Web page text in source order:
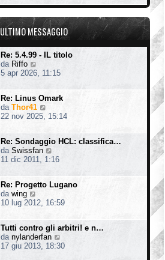
o
s
a
g
g
i
o
m
o
m
e
s
g
o
i
l
t
m
o
m
e
s
g
o
ULTIMO MESSAGGIO
Re: 5.4.99 - IL titolo
da Riffo
e
i
u
l
t
m
o
m
e
s
a
g
g
o
5 apr 2026, 11:15
Re: Linus Omark
da Thor41
e
i
u
l
t
m
o
e
s
a
g
g
22 nov 2025, 15:14
Re: Sondaggio HCL: classifica…
da Swissfan
e
i
u
t
m
o
m
e
11 dic 2011, 1:16
Re: Progetto Lugano
da wing
e
i
u
l
t
10 lug 2012, 16:59
Tutti contro gli arbitri! e n…
da nylanderfan
e
17 giu 2013, 18:30